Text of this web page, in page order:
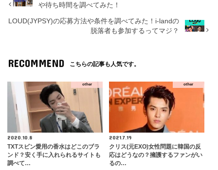
や待ち時間を調べてみた！
LOUD(JYPSY)の応募方法や条件を調べてみた！i-landの
脱落者も参加するってマジ？
RECOMMEND こちらの記事も人気です。
other
2020.10.8
TXTスビン愛用の香水はどこのブラ
ンド？安く手に入れられるサイトも
調べて…
other
2021.7.19
クリス(元EXO)女性問題に韓国の反
応はどうなの？擁護するファンがい
るの…